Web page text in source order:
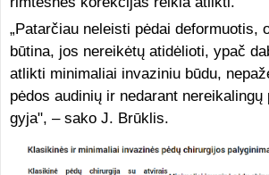
„Patarčiau neleisti pėdai deformuotis,
būtina, jos nereikėtų atidėlioti, ypač
atlikti minimaliai invaziniu būdu,
pėdos audinių ir nedarant
gyja", – sako J. Brūklis.